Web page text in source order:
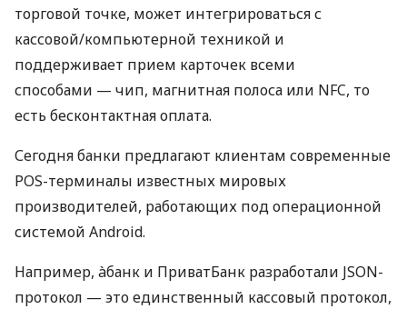
торговой точке, может интегрироваться с
кассовой/компьютерной техникой и
поддерживает прием карточек всеми
способами — чип, магнитная полоса или NFC, то
есть бесконтактная оплата.
Сегодня банки предлагают клиентам современные
POS-терминалы известных мировых
производителей, работающих под операционной
системой Android.
Например, àбанк и ПриватБанк разработали JSON-
протокол — это единственный кассовый протокол,